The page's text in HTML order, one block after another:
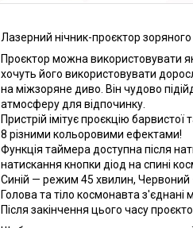
Лазерний нічник-проєктор
Проєктор можна використовувати
хочуть його використовувати
на міжзоряне диво. Він чудово
атмосферу для відпочинку.
Пристрій імітує проєкцію
8 різними кольоровими ефектами!
Функція таймера доступна після
натискання кнопки діод на спині
Синій — режим 45 хвилин,
Голова та тіло космонавта
Після закінчення цього часу